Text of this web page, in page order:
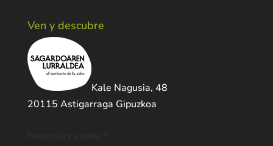
Ven y descubre
Kale Nagusia, 48
20115 Astigarraga Gipuzkoa